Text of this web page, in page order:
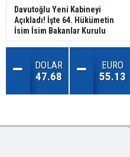
Davutoğlu Yeni Kabineyi
Açıkladı! İşte 64. Hükümetin
İsim İsim Bakanlar Kurulu
DOLAR
47.68
EURO
55.13